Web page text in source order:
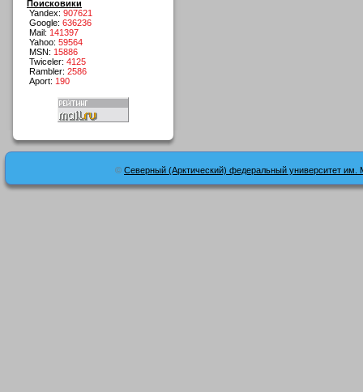
Поисковики
Yandex: 907621
Google: 636236
Mail: 141397
Yahoo: 59564
MSN: 15886
Twiceler: 4125
Rambler: 2586
Aport: 190
© Северный (Арктический) федеральный университет